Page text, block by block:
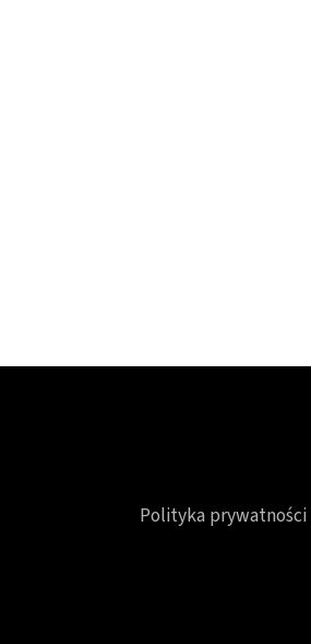
Polityka prywatności